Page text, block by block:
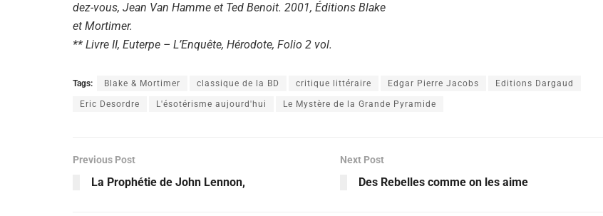
dez-vous, Jean Van Hamme et Ted Benoit. 2001, Éditions Blake
et Mortimer.
** Livre II, Euterpe – L’Enquête, Hérodote, Folio 2 vol.
Tags: Blake & Mortimer classique de la BD critique littéraire Edgar Pierre Jacobs Editions Dargaud
Eric Desordre L'ésotérisme aujourd'hui Le Mystère de la Grande Pyramide
Previous Post
La Prophétie de John Lennon,
Next Post
Des Rebelles comme on les aime